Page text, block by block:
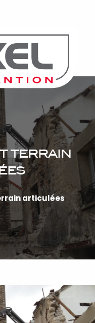
terrain
articulées